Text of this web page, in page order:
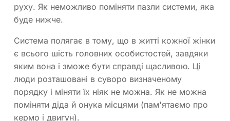
руху. Як неможливо поміняти пазли системи, яка
буде нижче.
Система полягає в тому, що в житті кожної жінки
є всього шість головних особистостей, завдяки
яким вона і зможе бути справді щасливою. Ці
люди розташовані в суворо визначеному
порядку і міняти їх ніяк не можна. Як не можна
поміняти діда й онука місцями (пам'ятаємо про
кермо і двигун).